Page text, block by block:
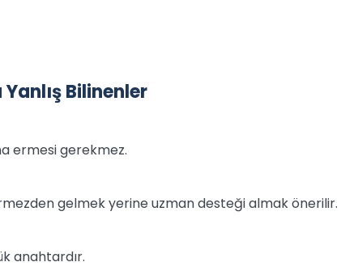
Bilinenler
ermesi gerekmez.
gelmek yerine uzman desteği almak önerilir.
anahtardır.